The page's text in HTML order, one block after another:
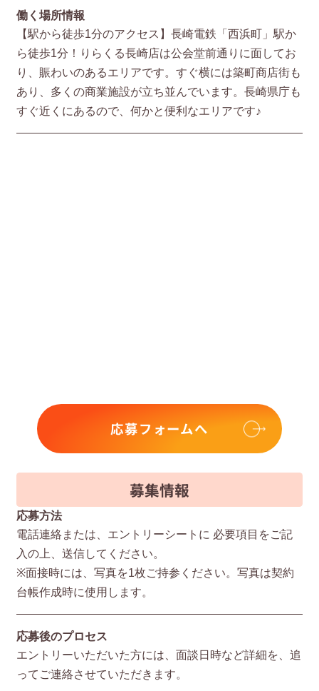
働く場所情報
【駅から徒歩1分のアクセス】長崎電鉄「西浜町」駅か
ら徒歩1分！りらくる長崎店は公会堂前通りに面してお
り、賑わいのあるエリアです。すぐ横には築町商店街も
あり、多くの商業施設が立ち並んでいます。長崎県庁も
すぐ近くにあるので、何かと便利なエリアです♪
応募フォームへ
募集情報
応募方法
電話連絡または、エントリーシートに 必要項⽬をご記
⼊の上、送信してください。
※⾯接時には、写真を1枚ご持参ください。写真は契約
台帳作成時に使⽤します。
応募後のプロセス
エントリーいただいた⽅には、⾯談⽇時など詳細を、追
ってご連絡させていただきます。